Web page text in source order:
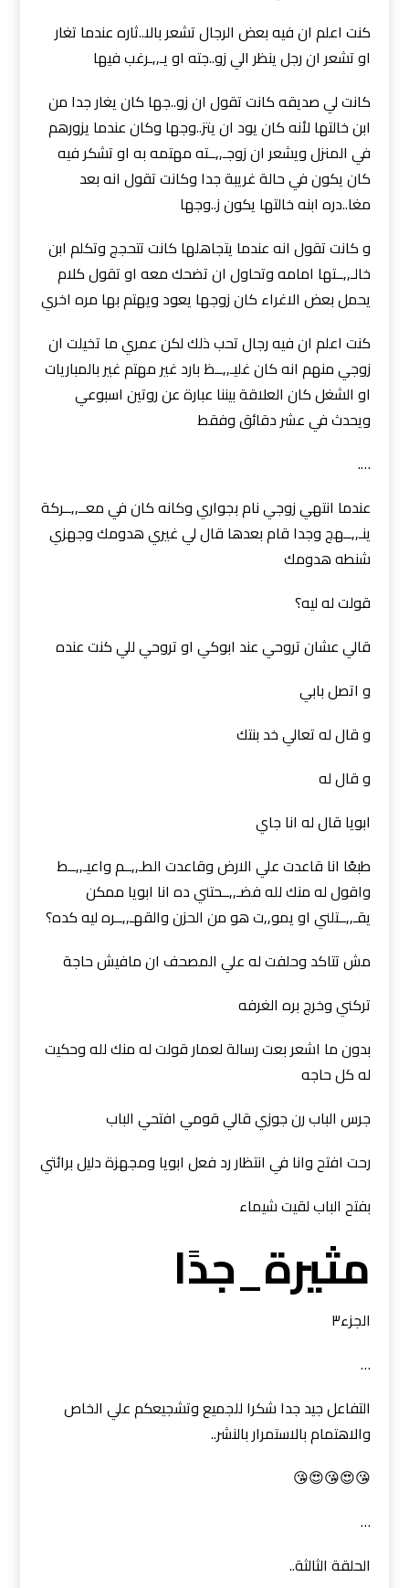
كنت اعلم ان فيه بعض الرجال تشعر بالا..ثاره عندما تغار
او تشعر ان رجل ينظر الي زو..جته او يـ,,ـرغب فيها
كانت لي صديقه كانت تقول ان زو..جها كان يغار جدا من
ابن خالتها لأنه كان يود ان يتز..وجها وكان عندما يزورهم
في المنزل ويشعر ان زوجـ,,ــته مهتمه به او تشكر فيه
كان يكون في حالة غريبة جدا وكانت تقول انه بعد
مغا..دره ابنه خالتها يكون ز..وجها
و كانت تقول انه عندما يتجاهلها كانت تتحجج وتكلم ابن
خالـ,,ــتها امامه وتحاول ان تضحك معه او تقول كلام
يحمل بعض الاغراء كان زوجها يعود ويهتم بها مره اخري
كنت اعلم ان فيه رجال تحب ذلك لكن عمري ما تخيلت ان
زوجي منهم انه كان غليـ,,ــظ بارد غير مهتم غير بالمباريات
او الشغل كان العلاقة بيننا عبارة عن روتين اسبوعي
ويحدث في عشر دقائق وفقط
….
عندما انتهي زوجي نام بجواري وكانه كان في معــ,,ــركة
ينـ,,ــهج وجدا قام بعدها قال لي غيري هدومك وجهزي
شنطه هدومك
قولت له ليه؟
قالي عشان تروحي عند ابوكي او تروحي للي كنت عنده
و اتصل بابي
و قال له تعالي خد بنتك
و قال له
ابويا قال له انا جاي
طبعًا انا قاعدت علي الارض وقاعدت الطـ,,ــم واعيـ,,ــط
واقول له منك لله فضـ,,ــحتني ده انا ابويا ممكن
يقـ,,ــتلني او يمو,,ت هو من الحزن والقهـ,,ــره ليه كده؟
مش تتاكد وحلفت له علي المصحف ان مافيش حاجة
تركني وخرج بره الغرفه
بدون ما اشعر بعت رسالة لعمار قولت له منك لله وحكيت
له كل حاجه
جرس الباب رن جوزي قالي قومي افتحي الباب
رحت افتح وانا في انتظار رد فعل ابويا ومجهزة دليل برائتي
بفتح الباب لقيت شيماء
مثيرة_جدًا
الجزء٣
…
التفاعل جيد جدا شكرا للجميع وتشجيعكم علي الخاص
والاهتمام بالاستمرار بالنشر..
😘😍😘😍😘
…
الحلقة الثالثة..